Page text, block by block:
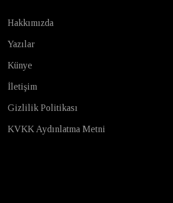
Hakkımızda
Yazılar
Künye
İletişim
Gizlilik Politikası
KVKK Aydınlatma Metni